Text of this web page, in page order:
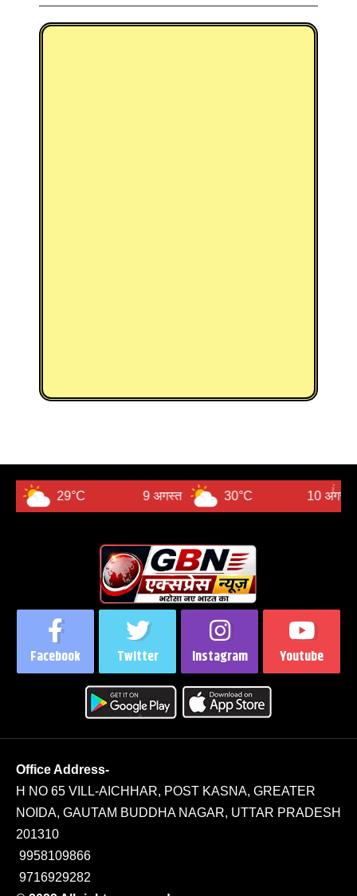
29°C 30°C
Office Address-
H NO 65 VILL-AICHHAR, POST KASNA, GREATER
NOIDA, GAUTAM BUDDHA NAGAR, UTTAR PRADESH
201310
9958109866
9716929282
Facebook Twitter Instagram Youtube